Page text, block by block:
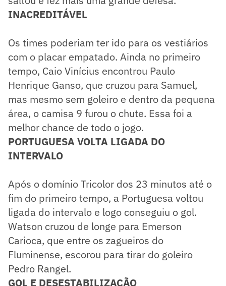
INACREDITÁVEL
Os times poderiam ter ido para os vestiários
com o placar empatado. Ainda no primeiro
tempo, Caio Vinícius encontrou Paulo
Henrique Ganso, que cruzou para Samuel,
mas mesmo sem goleiro e dentro da pequena
área, o camisa 9 furou o chute. Essa foi a
melhor chance de todo o jogo.
PORTUGUESA VOLTA LIGADA DO
INTERVALO
Após o domínio Tricolor dos 23 minutos até o
fim do primeiro tempo, a Portuguesa voltou
ligada do intervalo e logo conseguiu o gol.
Watson cruzou de longe para Emerson
Carioca, que entre os zagueiros do
Fluminense, escorou para tirar do goleiro
Pedro Rangel.
GOL E DESESTABILIZAÇÃO